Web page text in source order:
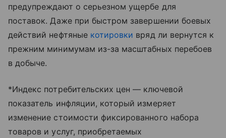
предупреждают о серьезном ущербе для
поставок. Даже при быстром завершении боевых
действий нефтяные котировки вряд ли вернутся к
прежним минимумам из-за масштабных перебоев
в добыче.
*Индекс потребительских цен — ключевой
показатель инфляции, который измеряет
изменение стоимости фиксированного набора
товаров и услуг, приобретаемых